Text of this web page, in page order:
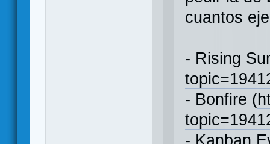
cuantos
- Rising
- Bonfire (
- Kanban